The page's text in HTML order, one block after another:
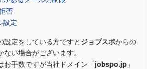
否
設定
設定をしている方ですと ジョブスポからの
ない場合がございます。
お手数ですが当社ドメイン「jobspo.jp 」